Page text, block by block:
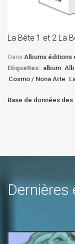
La Bête 1 et 2 La
Dans Albums éditions
Etiquettes: album
Cosmo / Nona Arte
Base de données
Dernières